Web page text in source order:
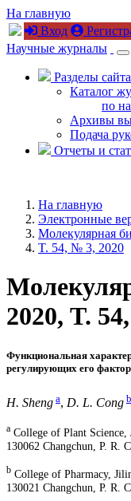
На главную
Вход
Научные журналы
Разделы сайта
Каталог
по
Архивы
Подача
Отчеты и
На главную
Электронные
Молекулярная
T. 54, № 3, 2020
2020, T.
Функциональная
регулирующих его
H. Sheng a, D. L. Cong b
a College of Plant
130062 Changchun, P. R.
b College of Pharmacy,
130021 Changchun, P. R.